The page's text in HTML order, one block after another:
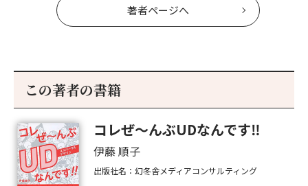
著者ページへ
この著者の書籍
コレぜ～んぶUDなんです‼
伊藤 順子
出版社名：幻冬舎メディアコンサルティング